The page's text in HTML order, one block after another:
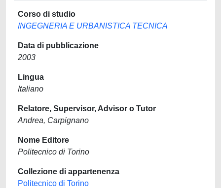
Corso di studio
INGEGNERIA E URBANISTICA TECNICA
Data di pubblicazione
2003
Lingua
Italiano
Relatore, Supervisor, Advisor o Tutor
Andrea, Carpignano
Nome Editore
Politecnico di Torino
Collezione di appartenenza
Politecnico di Torino